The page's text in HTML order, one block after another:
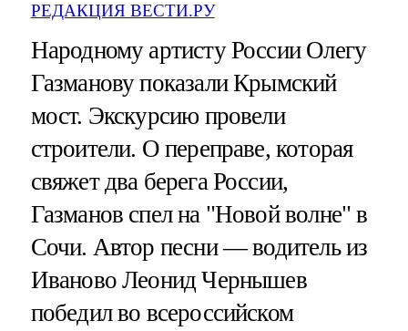
РЕДАКЦИЯ ВЕСТИ.РУ
Народному артисту России Олегу
Газманову показали Крымский
мост. Экскурсию провели
строители. О переправе, которая
свяжет два берега России,
Газманов спел на "Новой волне" в
Сочи. Автор песни — водитель из
Иваново Леонид Чернышев
победил во всероссийском